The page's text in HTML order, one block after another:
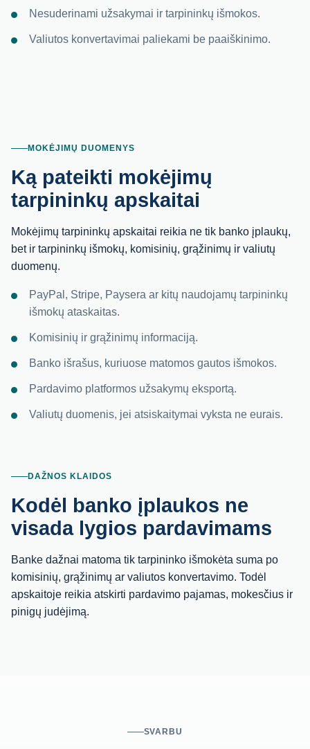
Nesuderinami užsakymai ir tarpininkų išmokos.
Valiutos konvertavimai paliekami be paaiškinimo.
MOKĖJIMŲ DUOMENYS
Ką pateikti mokėjimų
tarpininkų apskaitai
Mokėjimų tarpininkų apskaitai reikia ne tik banko įplaukų,
bet ir tarpininkų išmokų, komisinių, grąžinimų ir valiutų
duomenų.
PayPal, Stripe, Paysera ar kitų naudojamų tarpininkų
išmokų ataskaitas.
Komisinių ir grąžinimų informaciją.
Banko išrašus, kuriuose matomos gautos išmokos.
Pardavimo platformos užsakymų eksportą.
Valiutų duomenis, jei atsiskaitymai vyksta ne eurais.
DAŽNOS KLAIDOS
Kodėl banko įplaukos ne
visada lygios pardavimams
Banke dažnai matoma tik tarpininko išmokėta suma po
komisinių, grąžinimų ar valiutos konvertavimo. Todėl
apskaitoje reikia atskirti pardavimo pajamas, mokesčius ir
pinigų judėjimą.
SVARBU